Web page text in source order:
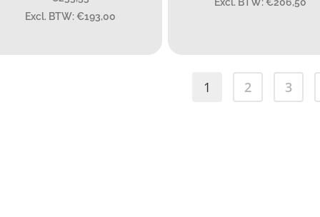
Excl. BTW: €193,00
1 2 3